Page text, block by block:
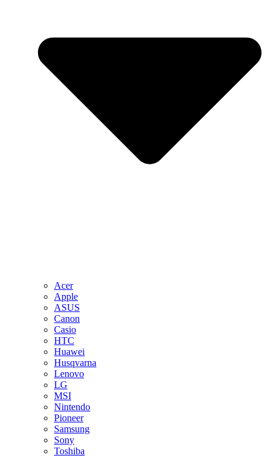
Acer
Apple
ASUS
Canon
Casio
HTC
Huawei
Husqvarna
Lenovo
LG
MSI
Nintendo
Pioneer
Samsung
Sony
Toshiba